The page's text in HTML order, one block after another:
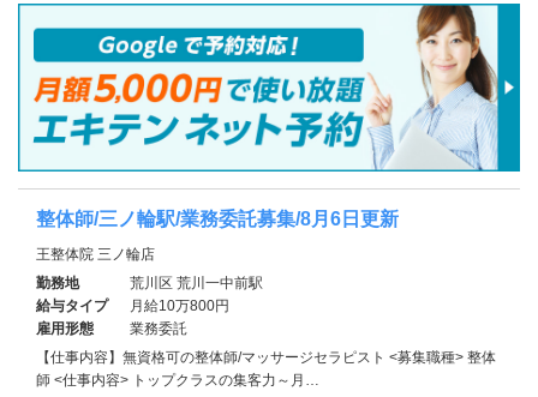
整体師/三ノ輪駅/業務委託募集/8月6日更新
王整体院 三ノ輪店
勤務地
荒川区 荒川一中前駅
給与タイプ
月給10万800円
雇用形態
業務委託
【仕事内容】無資格可の整体師/マッサージセラピスト <募集職種> 整体
師 <仕事内容> トップクラスの集客力～月…